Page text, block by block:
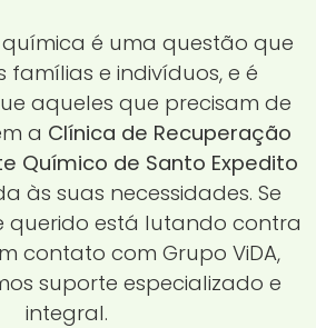
é uma questão que
e indivíduos, e é
aqueles que precisam de
a Clínica de Recuperação
Químico de Santo Expedito
às suas necessidades. Se
querido está lutando contra
contato com Grupo ViDA,
suporte especializado e
integral.